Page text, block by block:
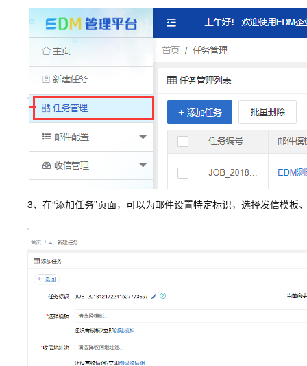
3、在“添加任务”页面，可以为邮件设置特定标识，选择发信模板